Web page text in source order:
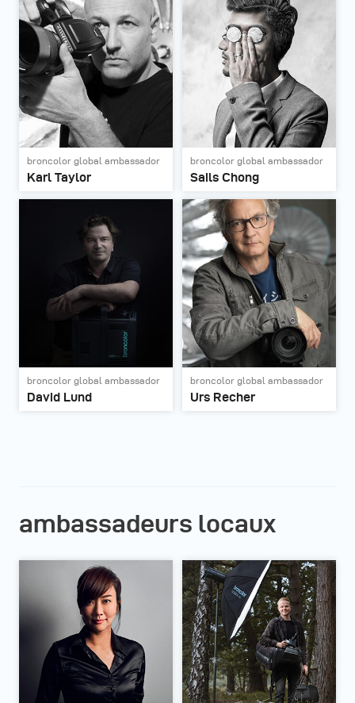
broncolor global ambassador
Karl Taylor
broncolor global ambassador
Sails Chong
broncolor global ambassador
David Lund
broncolor global ambassador
Urs Recher
ambassadeurs locaux